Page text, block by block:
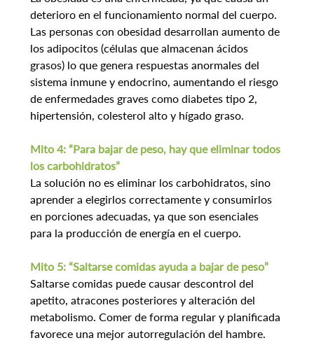
deterioro en el funcionamiento normal del cuerpo.
Las personas con obesidad desarrollan aumento de
los adipocitos (células que almacenan ácidos
grasos) lo que genera respuestas anormales del
sistema inmune y endocrino, aumentando el riesgo
de enfermedades graves como diabetes tipo 2,
hipertensión, colesterol alto y hígado graso.
Mito 4: “Para bajar de peso, hay que eliminar todos
los carbohidratos”
La solución no es eliminar los carbohidratos, sino
aprender a elegirlos correctamente y consumirlos
en porciones adecuadas, ya que son esenciales
para la producción de energía en el cuerpo.
Mito 5: “Saltarse comidas ayuda a bajar de peso”
Saltarse comidas puede causar descontrol del
apetito, atracones posteriores y alteración del
metabolismo. Comer de forma regular y planificada
favorece una mejor autorregulación del hambre.